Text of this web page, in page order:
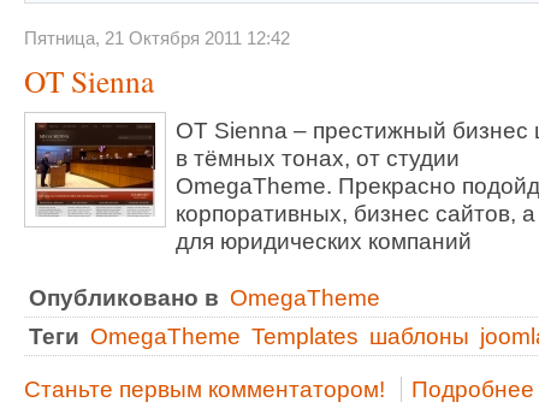
Пятница, 21 Октября 2011 12:42
OT Sienna
OT Sienna – престижный бизнес
в тёмных тонах, от студии
OmegaTheme. Прекрасно
корпоративных, бизнес сайтов,
для юридических компаний
Опубликовано в OmegaTheme
Теги OmegaTheme Templates шаблоны
Станьте первым комментатором! Подробнее